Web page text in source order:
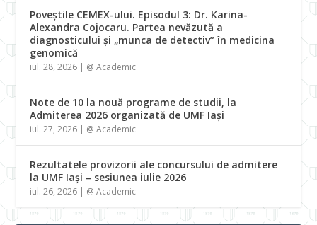
Poveștile CEMEX-ului. Episodul 3: Dr. Karina-
Alexandra Cojocaru. Partea nevăzută a
diagnosticului și „munca de detectiv” în medicina
genomică
iul. 28, 2026 | @ Academic
Note de 10 la nouă programe de studii, la
Admiterea 2026 organizată de UMF Iași
iul. 27, 2026 | @ Academic
Rezultatele provizorii ale concursului de admitere
la UMF Iași – sesiunea iulie 2026
iul. 26, 2026 | @ Academic